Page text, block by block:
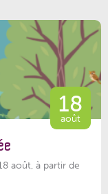
18
août
août, à partir de